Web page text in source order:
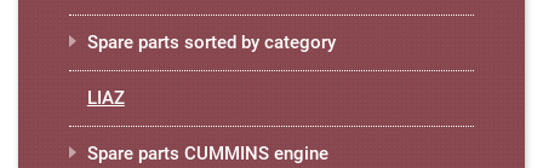
Spare parts sorted by category
LIAZ
Spare parts CUMMINS engine